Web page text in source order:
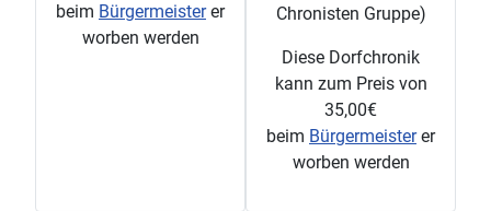
beim Bürgermeisterer
worben werden
Chronisten Gruppe)
Diese Dorfchronik
kann zum Preis von
35,00€
beim Bürgermeisterer
worben werden